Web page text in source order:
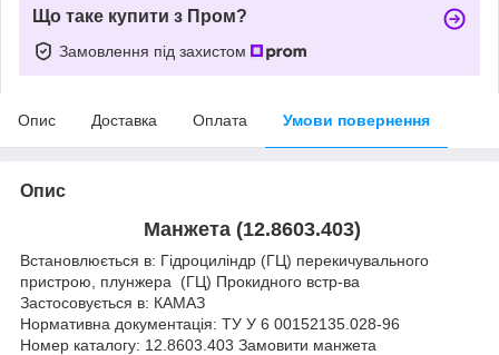
Що таке купити з Пром?
Замовлення під захистом
Опис Доставка Оплата Умови повернення
Опис
Манжета (12.8603.403)
Встановлюється в: Гідроциліндр (ГЦ) перекичувального
пристрою, плунжера (ГЦ) Прокидного встр-ва
Застосовується в: КАМАЗ
Нормативна документація: ТУ У 6 00152135.028-96
Номер каталогу: 12.8603.403 Замовити манжета